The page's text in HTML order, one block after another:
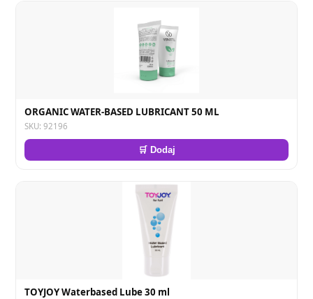
ORGANIC WATER-BASED LUBRICANT 50 ML
SKU: 92196
🛒 Dodaj
TOYJOY Waterbased Lube 30 ml